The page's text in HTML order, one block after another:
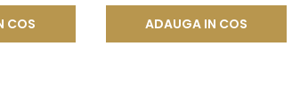
COS ADAUGA IN COS